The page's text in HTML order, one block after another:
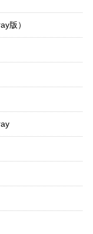
版）